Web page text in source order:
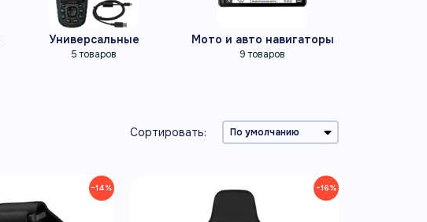
Универсальные
5 товаров
Мото и авто навигаторы
9 товаров
Сортировать:
−14% −16%